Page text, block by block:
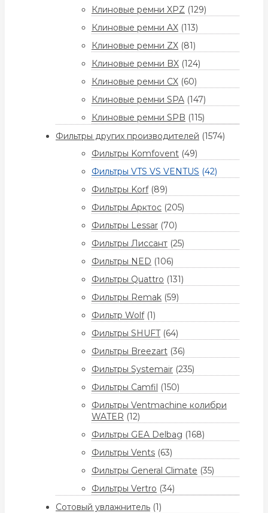
Клиновые ремни XPZ (129)
Клиновые ремни AX (113)
Клиновые ремни ZX (81)
Клиновые ремни BX (124)
Клиновые ремни CX (60)
Клиновые ремни SPA (147)
Клиновые ремни SPB (115)
Фильтры других производителей (1574)
Фильтры Komfovent (49)
Фильтры VTS VS VENTUS (42)
Фильтры Korf (89)
Фильтры Арктос (205)
Фильтры Lessar (70)
Фильтры Лиссант (25)
Фильтры NED (106)
Фильтры Quattro (131)
Фильтры Remak (59)
Фильтр Wolf (1)
Фильтры SHUFT (64)
Фильтры Breezart (36)
Фильтры Systemair (235)
Фильтры Camfil (150)
Фильтры Ventmachine колибри
WATER (12)
Фильтры GEA Delbag (168)
Фильтры Vents (63)
Фильтры General Climate (35)
Фильтры Vertro (34)
Сотовый увлажнитель (1)